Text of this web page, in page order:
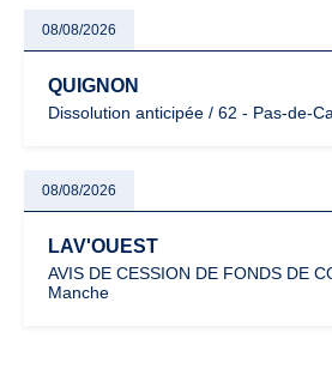
08/08/2026
QUIGNON
Dissolution anticipée / 62 - Pas-de-
08/08/2026
LAV'OUEST
AVIS DE CESSION DE FONDS DE
Manche